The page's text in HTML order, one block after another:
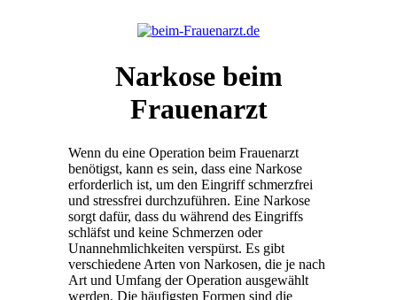
Narkose beim
Frauenarzt
Wenn du eine Operation beim Frauenarzt
benötigst, kann es sein, dass eine Narkose
erforderlich ist, um den Eingriff schmerzfrei
und stressfrei durchzuführen. Eine Narkose
sorgt dafür, dass du während des Eingriffs
schläfst und keine Schmerzen oder
Unannehmlichkeiten verspürst. Es gibt
verschiedene Arten von Narkosen, die je nach
Art und Umfang der Operation ausgewählt
werden. Die häufigsten Formen sind die